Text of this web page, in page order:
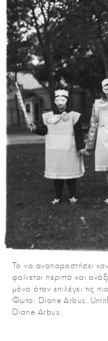
Το να αναπαραστήσει
φαίνεται περιττό και
μόνο όταν επιλέγει τις
Φωτο: Diane Arbus,
Diane Arbus.